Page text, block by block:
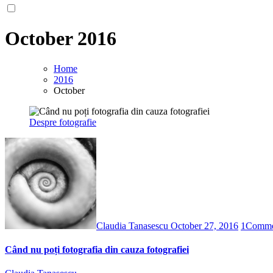
October 2016
Home
2016
October
Despre fotografie
Claudia Tanasescu October 27, 2016 1
Când nu poți fotografia din cauza fotografiei